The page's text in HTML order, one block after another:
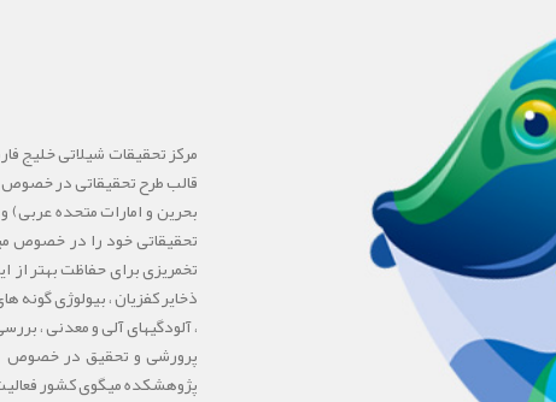
قالب طرح تحقیقاتی در خصوص
تحقیقاتی خود را در خصوص
تخمریزی برای حفاظت بهتر
ذخایر کفزیان ، بیولوژی
، آلودگیهای آلی و معدنی ،
پرورشی و تحقیق در خصوص
پژوهشکده میگوی کشور